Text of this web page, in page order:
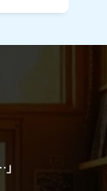
思う。